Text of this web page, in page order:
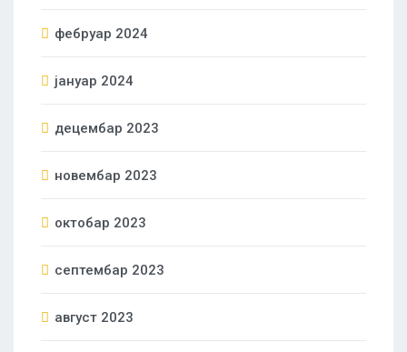
фебруар 2024
јануар 2024
децембар 2023
новембар 2023
октобар 2023
септембар 2023
август 2023